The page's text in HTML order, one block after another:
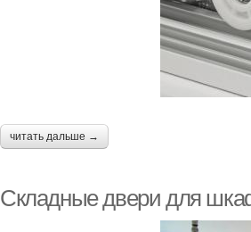
читать дальше →
Складные двери для